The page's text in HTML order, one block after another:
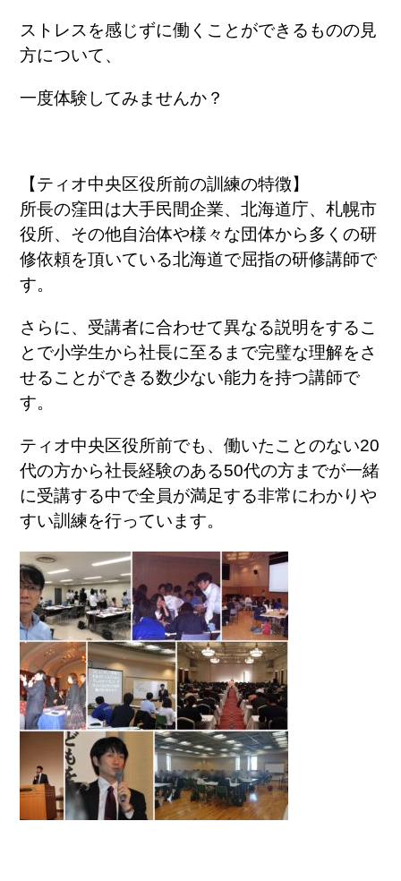
ストレスを感じずに働くことができるものの見
方について、
一度体験してみませんか？
【ティオ中央区役所前の訓練の特徴】
所長の窪田は大手民間企業、北海道庁、札幌市
役所、その他自治体や様々な団体から多くの研
修依頼を頂いている北海道で屈指の研修講師で
す。
さらに、受講者に合わせて異なる説明をするこ
とで小学生から社長に至るまで完璧な理解をさ
せることができる数少ない能力を持つ講師で
す。
ティオ中央区役所前でも、働いたことのない20
代の方から社長経験のある50代の方までが一緒
に受講する中で全員が満足する非常にわかりや
すい訓練を行っています。